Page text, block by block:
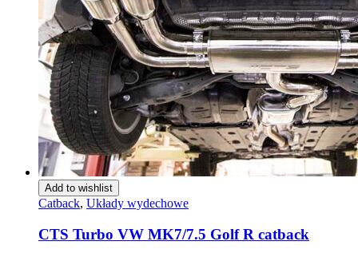
Add to wishlist
Catback, Układy wydechowe
CTS Turbo VW MK7/7.5 Golf R catback